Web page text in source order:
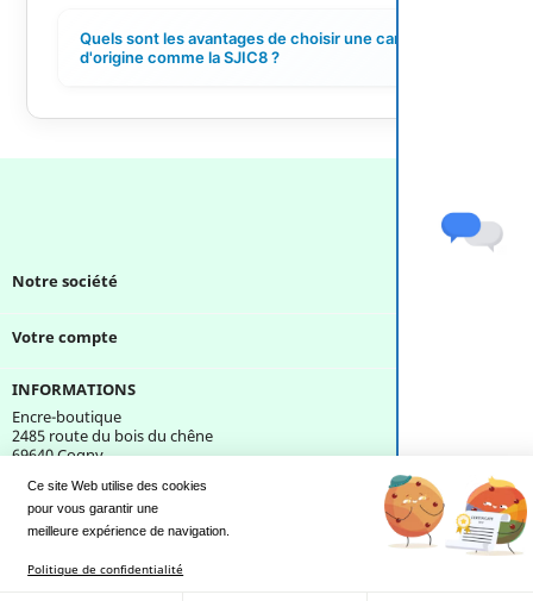
Ce site Web utilise des cookies
pour vous garantir une
meilleure expérience de navigation.
Politique de confidentialité
Une question ?
Quels sont les avantages de choisir une cartouche
d'origine comme la SJIC8 ?
Notre société
Votre compte
INFORMATIONS
Encre-boutique
2485 route du bois du chêne
69640 Cogny